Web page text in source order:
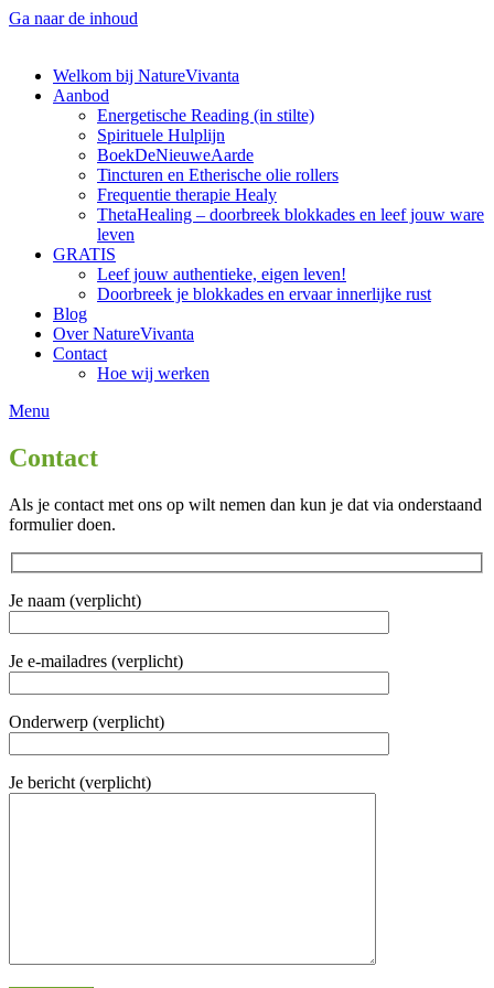
Ga naar de inhoud
Welkom bij NatureVivanta
Aanbod
Energetische Reading (in stilte)
Spirituele Hulplijn
BoekDeNieuweAarde
Tincturen en Etherische olie rollers
Frequentie therapie Healy
ThetaHealing – doorbreek blokkades en leef jouw ware
leven
GRATIS
Leef jouw authentieke, eigen leven!
Doorbreek je blokkades en ervaar innerlijke rust
Blog
Over NatureVivanta
Contact
Hoe wij werken
Menu
Contact
Als je contact met ons op wilt nemen dan kun je dat via onderstaand
formulier doen.
Je naam (verplicht)
Je e-mailadres (verplicht)
Onderwerp (verplicht)
Je bericht (verplicht)